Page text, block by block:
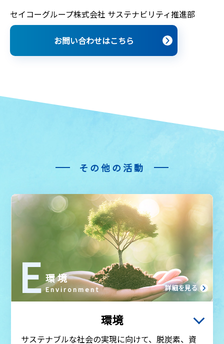
セイコーグループ株式会社 サステナビリティ推進部
お問い合わせはこちら
その他の活動
E 環境
Environment 詳細を見る
環境
サステナブルな社会の実現に向けて、脱炭素、資
TCFD提言に基づく情報開示
TNFD提言に基づく情報開示
生物多様性保全
環境に配慮した製品・サービス